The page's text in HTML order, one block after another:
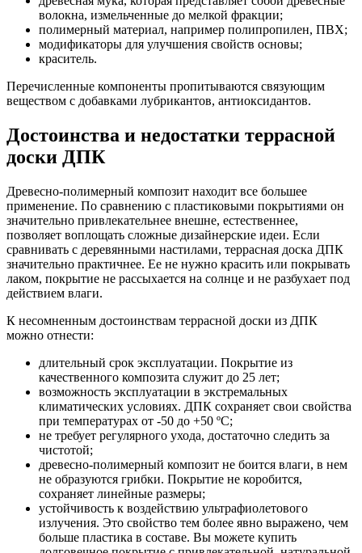
волокна, измельченные до мелкой фракции;
полимерный материал, например полипропилен, ПВХ;
модификаторы для улучшения свойств основы;
краситель.
Перечисленные компоненты пропитываются связующим
веществом с добавками лубрикантов, антиоксидантов.
Достоинства и недостатки террасной
доски ДПК
Древесно-полимерный композит находит все большее
применение. По сравнению с пластиковыми покрытиями он
значительно привлекательнее внешне, естественнее,
позволяет воплощать сложные дизайнерские идеи. Если
сравнивать с деревянными настилами, террасная доска ДПК
значительно практичнее. Ее не нужно красить или покрывать
лаком, покрытие не рассыхается на солнце и не разбухает под
действием влаги.
К несомненным достоинствам террасной доски из ДПК
можно отнести:
длительный срок эксплуатации. Покрытие из
качественного композита служит до 25 лет;
возможность эксплуатации в экстремальных
климатических условиях. ДПК сохраняет свои свойства
при температурах от -50 до +50 ºC;
не требует регулярного ухода, достаточно следить за
чистотой;
древесно-полимерный композит не боится влаги, в нем
не образуются грибки. Покрытие не коробится,
сохраняет линейные размеры;
устойчивость к воздействию ультрафиолетового
излучения. Это свойство тем более явно выражено, чем
больше пластика в составе. Вы можете купить